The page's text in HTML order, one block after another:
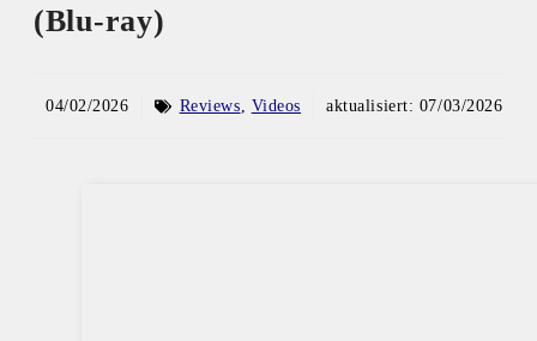
(Blu-ray)
04/02/2026 Reviews, Videos aktualisiert: 07/03/2026